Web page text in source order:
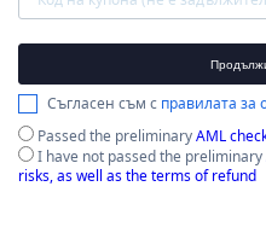
Съгласен съм с правилата за
Passed the preliminaryAML
I have not passed the preliminary
risks, as well as the terms of refund